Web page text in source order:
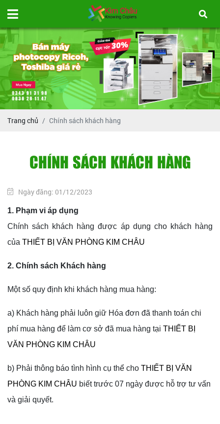
Trang chủ Chính sách khách hàng
CHÍNH SÁCH KHÁCH HÀNG
Ngày đăng: 01/12/2023
1. Phạm vi áp dụng
Chính sách khách hàng được áp dụng cho khách hàng
của THIẾT BỊ VĂN PHÒNG KIM CHÂU
2. Chính sách Khách hàng
Một số quy định khi khách hàng mua hàng:
a) Khách hàng phải luôn giữ Hóa đơn đã thanh toán chi
phí mua hàng để làm cơ sở đã mua hàng tại THIẾT BỊ
VĂN PHÒNG KIM CHÂU
b) Phải thông báo tình hình cụ thể cho THIẾT BỊ VĂN
PHÒNG KIM CHÂU biết trước 07 ngày được hỗ trợ tư vấn
và giải quyết.